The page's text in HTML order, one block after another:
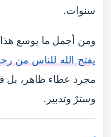
سنوات.
ومن أجمل ما يوسع هذا
يفتح الله للناس من
مجرد عطاء ظاهر،
وسترٌ وتدبير.